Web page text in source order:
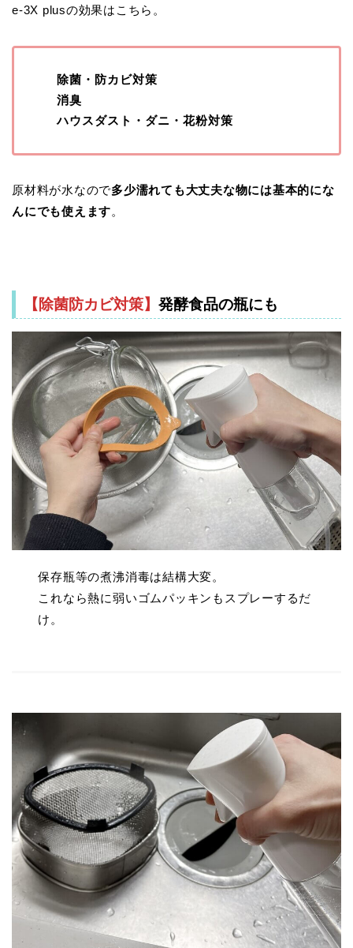
e-3X plusの効果はこちら。
除菌・防カビ対策
消臭
ハウスダスト・ダニ・花粉対策
原材料が水なので多少濡れても大丈夫な物には基本的にな
んにでも使えます。
【除菌防カビ対策】 発酵食品の瓶にも
保存瓶等の煮沸消毒は結構大変。
これなら熱に弱いゴムパッキンもスプレーするだ
け。